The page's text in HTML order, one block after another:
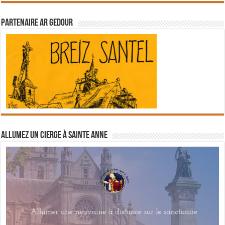
Partenaire Ar Gedour
Allumez un cierge à Sainte Anne